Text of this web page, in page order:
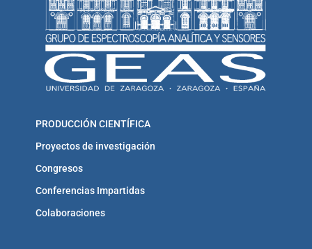
PRODUCCIÓN CIENTÍFICA
Proyectos de investigación
Congresos
Conferencias Impartidas
Colaboraciones